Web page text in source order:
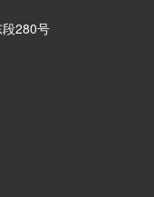
280号